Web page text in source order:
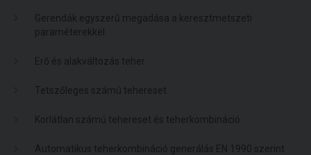
Gerendák egyszerű megadása a keresztmetszeti
paraméterekkel
Erő és alakváltozás teher
Tetszőleges számú tehereset
Korlátlan számú tehereset és teherkombináció
Automatikus teherkombináció generálás EN 1990 szerint